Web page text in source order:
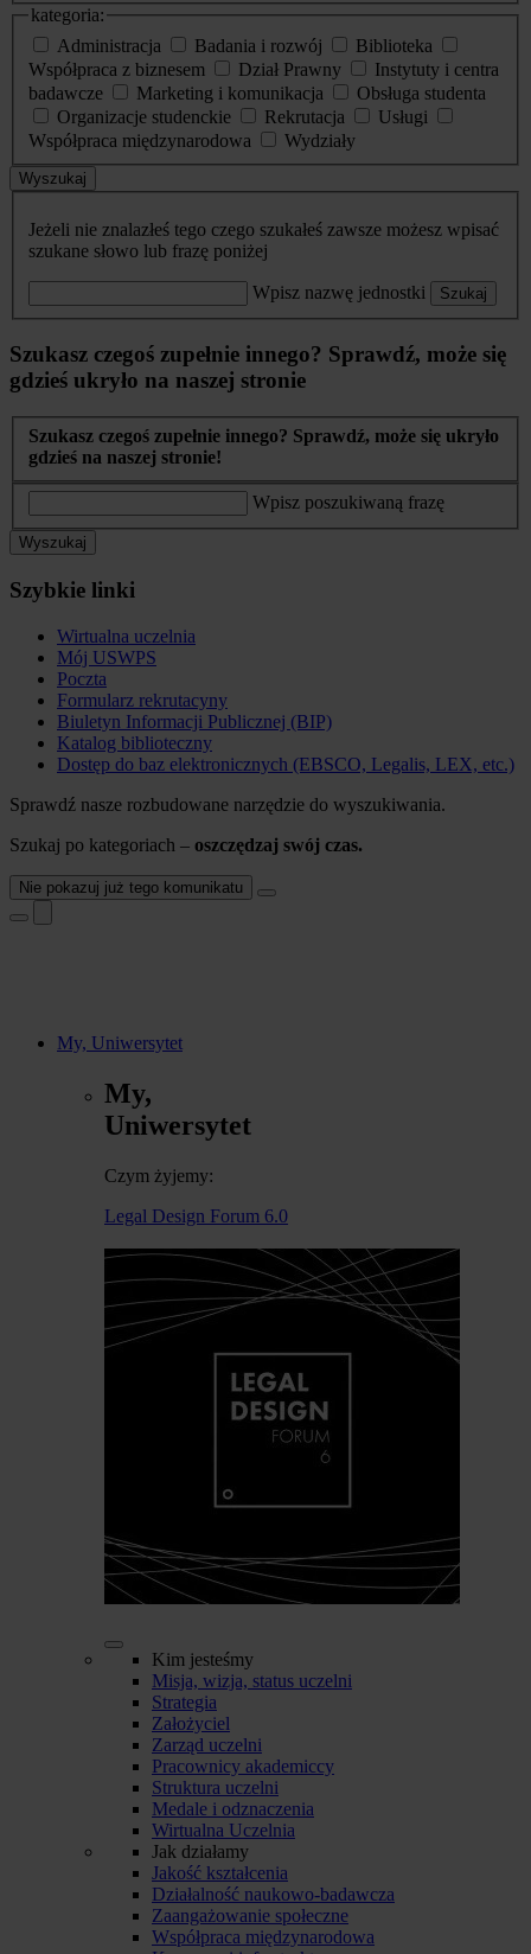
kategoria:
Administracja
Badania i rozwój
Biblioteka
Współpraca z biznesem
Dział Prawny
Instytuty i centra
badawcze
Marketing i komunikacja
Obsługa studenta
Organizacje studenckie
Rekrutacja
Usługi
Współpraca międzynarodowa
Wydziały
Wyszukaj
Jeżeli nie znalazłeś tego czego szukałeś zawsze możesz wpisać
szukane słowo lub frazę poniżej
Wpisz nazwę jednostki Szukaj
Szukasz czegoś zupełnie innego? Sprawdź, może się
gdzieś ukryło na naszej stronie
Szukasz czegoś zupełnie innego? Sprawdź, może się ukryło
gdzieś na naszej stronie!
Wpisz poszukiwaną frazę
Wyszukaj
Szybkie linki
Wirtualna uczelnia
Mój USWPS
Poczta
Formularz rekrutacyny
Biuletyn Informacji Publicznej (BIP)
Katalog biblioteczny
Dostęp do baz elektronicznych (EBSCO, Legalis, LEX, etc.)
Sprawdź nasze rozbudowane narzędzie do wyszukiwania.
Szukaj po kategoriach – oszczędzaj swój czas.
Nie pokazuj już tego komunikatu
My, Uniwersytet
My,
Uniwersytet
Czym żyjemy:
Legal Design Forum 6.0
Kim jesteśmy
Misja, wizja, status uczelni
Strategia
Założyciel
Zarząd uczelni
Pracownicy akademiccy
Struktura uczelni
Medale i odznaczenia
Wirtualna Uczelnia
Jak działamy
Jakość kształcenia
Działalność naukowo-badawcza
Zaangażowanie społeczne
Współpraca międzynarodowa